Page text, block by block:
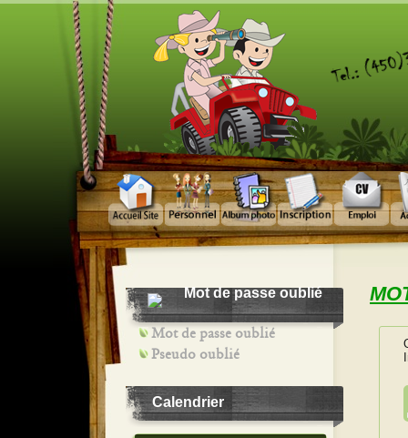
Mot de passe oublié
Mot de passe oublié
Pseudo oublié
Calendrier